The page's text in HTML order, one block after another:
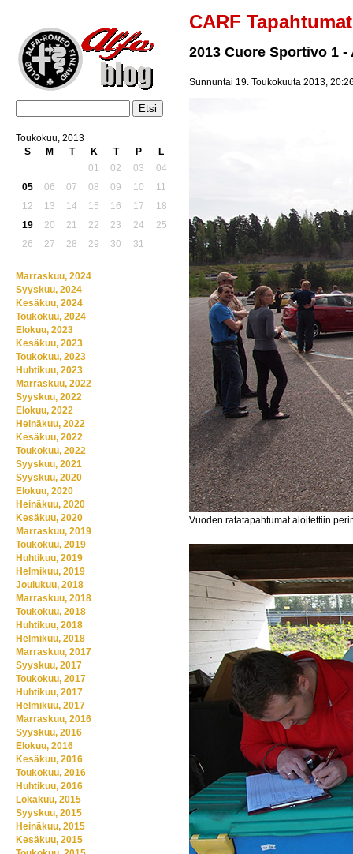
CARF Tapahtumat
2013 Cuore Sportivo 1 -
Sunnuntai 19. Toukokuuta 2013,
Vuoden ratatapahtumat aloitettiin
Toukokuu, 2013
S
M T K T P
L
01
02 03
04
05
06 07 08 09 10
11
12
13 14 15 16 17
18
19
20 21 22 23 24
25
26
27 28 29 30 31
Marraskuu, 2024
Syyskuu, 2024
Kesäkuu, 2024
Toukokuu, 2024
Elokuu, 2023
Kesäkuu, 2023
Toukokuu, 2023
Huhtikuu, 2023
Marraskuu, 2022
Syyskuu, 2022
Elokuu, 2022
Heinäkuu, 2022
Kesäkuu, 2022
Toukokuu, 2022
Syyskuu, 2021
Syyskuu, 2020
Elokuu, 2020
Heinäkuu, 2020
Kesäkuu, 2020
Marraskuu, 2019
Toukokuu, 2019
Huhtikuu, 2019
Helmikuu, 2019
Joulukuu, 2018
Marraskuu, 2018
Toukokuu, 2018
Huhtikuu, 2018
Helmikuu, 2018
Marraskuu, 2017
Syyskuu, 2017
Toukokuu, 2017
Huhtikuu, 2017
Helmikuu, 2017
Marraskuu, 2016
Syyskuu, 2016
Elokuu, 2016
Kesäkuu, 2016
Toukokuu, 2016
Huhtikuu, 2016
Lokakuu, 2015
Syyskuu, 2015
Heinäkuu, 2015
Kesäkuu, 2015